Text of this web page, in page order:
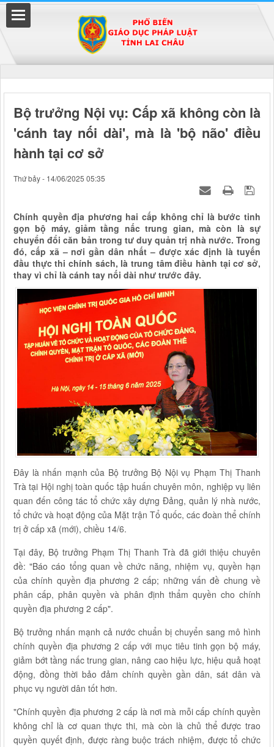
Bộ trưởng Nội vụ: Cấp xã không còn là
'cánh tay nối dài', mà là 'bộ não' điều
hành tại cơ sở
Thứ bảy - 14/06/2025 05:35
Chính quyền địa phương hai cấp không chỉ là bước tinh
gọn bộ máy, giảm tầng nấc trung gian, mà còn là sự
chuyển đổi căn bản trong tư duy quản trị nhà nước. Trong
đó, cấp xã – nơi gần dân nhất – được xác định là tuyến
đầu thực thi chính sách, là trung tâm điều hành tại cơ sở,
thay vì chỉ là cánh tay nối dài như trước đây.
Đây là nhấn mạnh của Bộ trưởng Bộ Nội vụ Phạm Thị Thanh
Trà tại Hội nghị toàn quốc tập huấn chuyên môn, nghiệp vụ liên
quan đến công tác tổ chức xây dựng Đảng, quản lý nhà nước,
tổ chức và hoạt động của Mặt trận Tổ quốc, các đoàn thể chính
trị ở cấp xã (mới), chiều 14/6.
Tại đây, Bộ trưởng Phạm Thị Thanh Trà đã giới thiệu chuyên
đề: "Báo cáo tổng quan về chức năng, nhiệm vụ, quyền hạn
của chính quyền địa phương 2 cấp; những vấn đề chung về
phân cấp, phân quyền và phân định thẩm quyền cho chính
quyền địa phương 2 cấp".
Bộ trưởng nhấn mạnh cả nước chuẩn bị chuyển sang mô hình
chính quyền địa phương 2 cấp với mục tiêu tinh gọn bộ máy,
giảm bớt tầng nấc trung gian, nâng cao hiệu lực, hiệu quả hoạt
động, đồng thời bảo đảm chính quyền gần dân, sát dân và
phục vụ người dân tốt hơn.
"Chính quyền địa phương 2 cấp là nơi mà mỗi cấp chính quyền
không chỉ là cơ quan thực thi, mà còn là chủ thể được trao
quyền quyết định, được ràng buộc trách nhiệm, được tổ chức
Đã kết nối EMC